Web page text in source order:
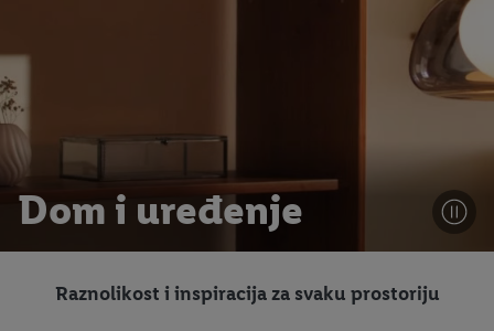
Dom i uređenje
Raznolikost i inspiracija za svaku prostoriju